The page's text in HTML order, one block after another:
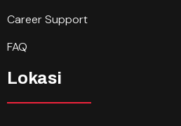
Career Support
FAQ
Lokasi